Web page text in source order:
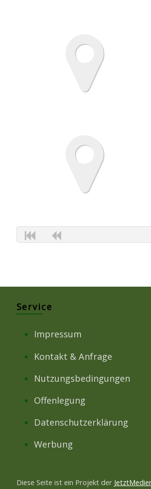
Service
Impressum
Kontakt & Anfrage
Nutzungsbedingungen
Offenlegung
Datenschutzerklärung
Werbung
Diese Seite ist ein Projekt der